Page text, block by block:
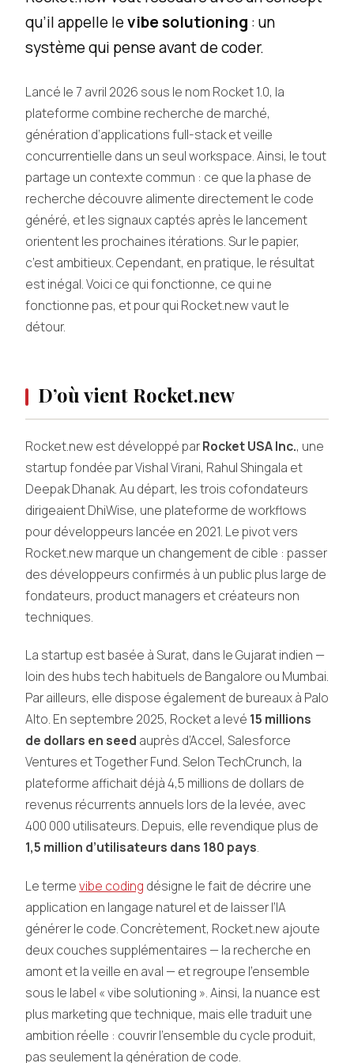
qu’il appelle levibe solutioning : un
système qui pense avant de coder.
Lancé le 7 avril 2026 sous le nom Rocket 1.0, la
plateforme combine recherche de marché,
génération d’applications full-stack et veille
concurrentielle dans un seul workspace. Ainsi, le tout
partage un contexte commun : ce que la phase de
recherche découvre alimente directement le code
généré, et les signaux captés après le lancement
orientent les prochaines itérations. Sur le papier,
c’est ambitieux. Cependant, en pratique, le résultat
est inégal. Voici ce qui fonctionne, ce qui ne
fonctionne pas, et pour qui Rocket.new vaut le
détour.
D’où vient Rocket.new
Rocket.new est développé parRocket USA Inc., une
startup fondée par Vishal Virani, Rahul Shingala et
Deepak Dhanak. Au départ, les trois cofondateurs
dirigeaient DhiWise, une plateforme de workflows
pour développeurs lancée en 2021. Le pivot vers
Rocket.new marque un changement de cible : passer
des développeurs confirmés à un public plus large de
fondateurs, product managers et créateurs non
techniques.
La startup est basée à Surat, dans le Gujarat indien —
loin des hubs tech habituels de Bangalore ou Mumbai.
Par ailleurs, elle dispose également de bureaux à Palo
Alto. En septembre 2025, Rocket a levé 15 millions
de dollars en seed auprès d’Accel, Salesforce
Ventures et Together Fund. Selon TechCrunch, la
plateforme affichait déjà 4,5 millions de dollars de
revenus récurrents annuels lors de la levée, avec
400 000 utilisateurs. Depuis, elle revendique plus de
1,5 million d’utilisateurs dans 180 pays.
Le termevibe coding désigne le fait de décrire une
application en langage naturel et de laisser l’IA
générer le code. Concrètement, Rocket.new ajoute
deux couches supplémentaires — la recherche en
amont et la veille en aval — et regroupe l’ensemble
sous le label « vibe solutioning ». Ainsi, la nuance est
plus marketing que technique, mais elle traduit une
ambition réelle : couvrir l’ensemble du cycle produit,
pas seulement la génération de code.